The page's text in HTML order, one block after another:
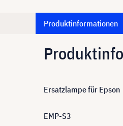
Produktinformationen
Ersatzlampe für Epson
EMP-S3